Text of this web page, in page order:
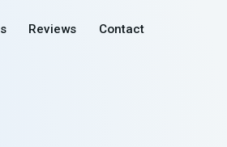
Reviews Contact